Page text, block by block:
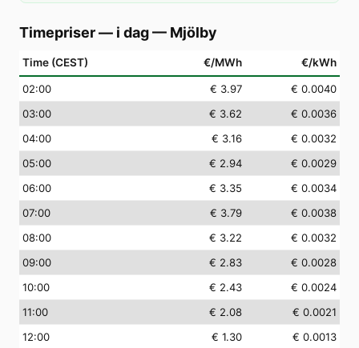
Timepriser — i dag— Mjölby
Time (CEST) €/MWh €/kWh
02:00 € 3.97
€ 0.0040
03:00 € 3.62
€ 0.0036
04:00 € 3.16
€ 0.0032
05:00 € 2.94
€ 0.0029
06:00 € 3.35
€ 0.0034
07:00 € 3.79
€ 0.0038
08:00 € 3.22
€ 0.0032
09:00 € 2.83
€ 0.0028
10:00 € 2.43
€ 0.0024
11:00 € 2.08
€ 0.0021
12:00 € 1.30
€ 0.0013